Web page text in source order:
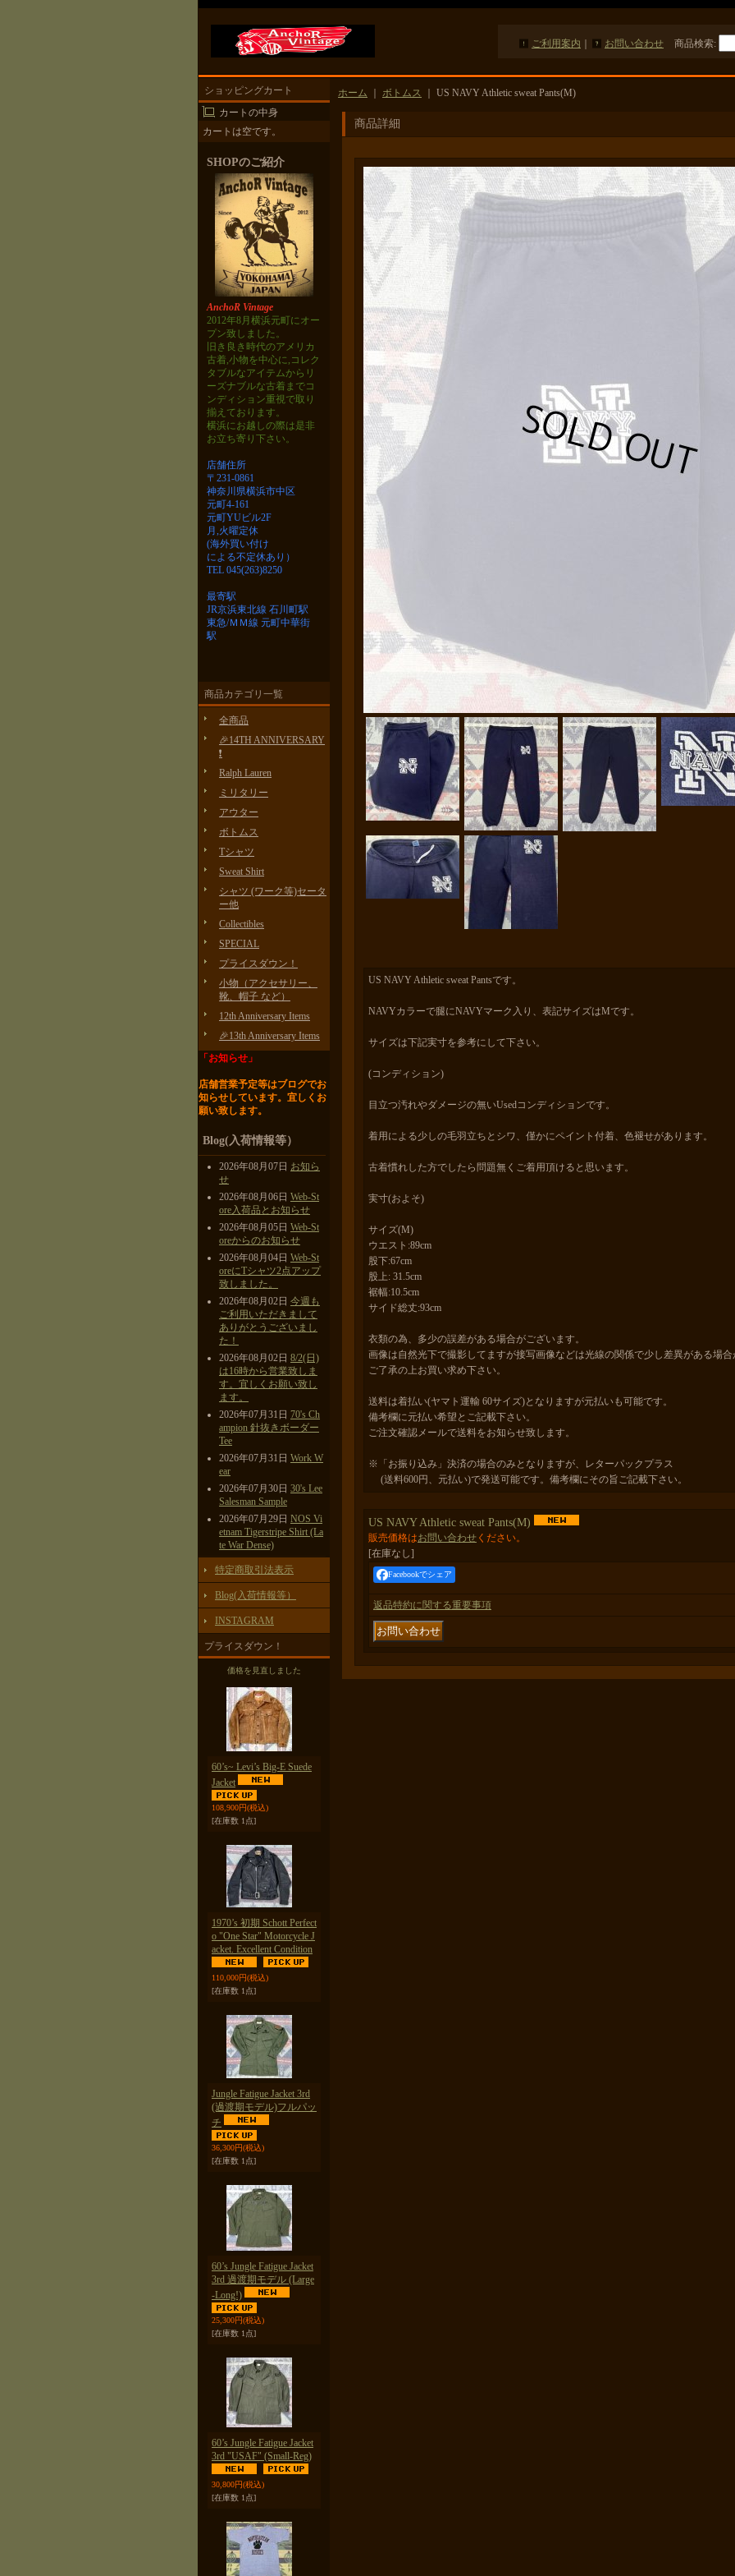
ご利用案内 お問い合わせ 商品検索:
ショッピングカート
カートの中身
カートは空です。
SHOPのご紹介
AnchoR Vintage
2012年8月横浜元町にオー
プン致しました。
旧き良き時代のアメリカ
古着,小物を中心に,コレク
タブルなアイテムから リ
ーズナブルな古着までコ
ンディション重視で取り
揃えております。
横浜にお越しの際は是非
お立ち寄り下さい。
店舗住所
〒231-0861
神奈川県横浜市中区
元町4-161
元町YUビル2F
月,火曜定休
(海外買い付け
による不定休あり）
TEL 045(263)8250
最寄駅
JR京浜東北線 石川町駅
東急/ＭＭ線 元町中華街
駅
商品カテゴリ一覧
全商品
🎉14TH ANNIVERSARY
❗️
Ralph Lauren
ミリタリー
アウター
ボトムス
Tシャツ
Sweat Shirt
シャツ (ワーク等)セータ
ー他
Collectibles
SPECIAL
プライスダウン！
小物（アクセサリー、
靴、帽子 など）
12th Anniversary Items
🎉13th Anniversary Items
「お知らせ」
店舗営業予定等はブログでお
知らせしています。 宜しくお
願い致します。
Blog(入荷情報等）
2026年08月07日 お知ら
せ
2026年08月06日 Web-St
ore入荷品とお知らせ
2026年08月05日 Web-St
oreからのお知らせ
2026年08月04日 Web-St
oreにTシャツ2点アップ
致しました。
2026年08月02日 今週も
ご利用いただきまして
ありがとうございまし
た！
2026年08月02日 8/2(日)
は16時から営業致しま
す。宜しくお願い致し
ます。
2026年07月31日 70's Ch
ampion 針抜きボーダー
Tee
2026年07月31日 Work W
ear
2026年07月30日 30's Lee
Salesman Sample
2026年07月29日 NOS Vi
etnam Tigerstripe Shirt (La
te War Dense)
特定商取引法表示
Blog(入荷情報等）
INSTAGRAM
プライスダウン！
価格を見直しました
60’s~ Levi’s Big-E Suede
Jacket
108,900円(税込)
[在庫数 1点]
1970’s 初期 Schott Perfect
o "One Star" Motorcycle J
acket. Excellent Condition
110,000円(税込)
[在庫数 1点]
Jungle Fatigue Jacket 3rd
(過渡期モデル)フルパッ
チ
36,300円(税込)
[在庫数 1点]
60’s Jungle Fatigue Jacket
3rd 過渡期モデル (Large
-Long!)
25,300円(税込)
[在庫数 1点]
60’s Jungle Fatigue Jacket
3rd "USAF" (Small-Reg)
30,800円(税込)
[在庫数 1点]
ホーム ボトムス US NAVY Athletic sweat Pants(M)
商品詳細
US NAVY Athletic sweat Pantsです。
NAVYカラーで腿にNAVYマーク入り、表記サイズはMです。
サイズは下記実寸を参考にして下さい。
(コンディション)
目立つ汚れやダメージの無いUsedコンディションです。
着用による少しの毛羽立ちとシワ、僅かにペイント付着、色褪せがあります。
古着慣れした方でしたら問題無くご着用頂けると思います。
実寸(およそ)
サイズ(M)
ウエスト:89cm
股下:67cm
股上: 31.5cm
裾幅:10.5cm
サイド総丈:93cm
衣類の為、多少の誤差がある場合がございます。
画像は自然光下で撮影してますが接写画像などは光線の関係で少し差異がある場合
ご了承の上お買い求め下さい。
送料は着払い(ヤマト運輸 60サイズ)となりますが元払いも可能です。
備考欄に元払い希望とご記載下さい。
ご注文確認メールで送料をお知らせ致します。
※「お振り込み」決済の場合のみとなりますが、レターパックプラス
(送料600円、元払い)で発送可能です。備考欄にその旨ご記載下さい。
US NAVY Athletic sweat Pants(M)
販売価格はお問い合わせ ください。
[在庫なし]
Facebookでシェア
返品特約に関する重要事項